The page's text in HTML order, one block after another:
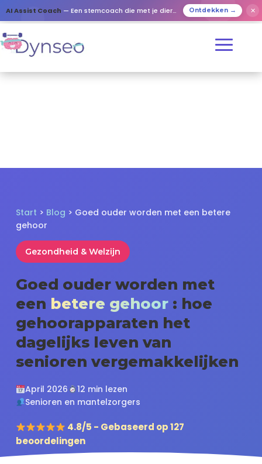
AI Assist Coach — Een stemcoach die met je dierbaren speelt Ontdekken → ✕
Start > Blog > Goed ouder worden met een betere
gehoor
Gezondheid & Welzijn
Goed ouder worden met
een betere gehoor : hoe
gehoorapparaten het
dagelijks leven van
senioren vergemakkelijken
April 2026
12 min lezen
Senioren en mantelzorgers
4.8/5 - Gebaseerd op 127
beoordelingen